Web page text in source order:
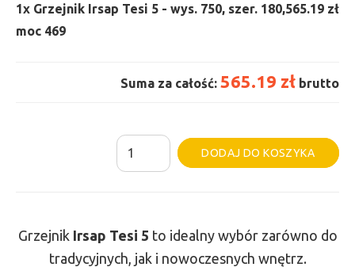
1x Grzejnik Irsap Tesi 5 - wys. 750, szer. 180,
moc 469
565.19 zł
Suma za całość: 565.19 zł brutto
ilość
Grzejnik
5
-
DODAJ DO KOSZYKA
Grzejnik Irsap Tesi 5 to idealny wybór zarówno do
tradycyjnych, jak i nowoczesnych wnętrz.